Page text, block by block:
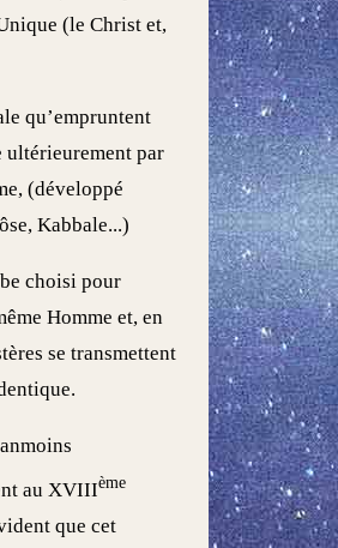
(le Christ et,
qu’empruntent
ultérieurement par
(développé
Kabbale...)
choisi pour
Homme et, en
se transmettent
au XVIIIème
que cet